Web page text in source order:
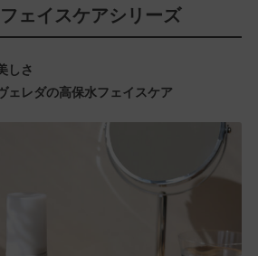
ェイスケアシリーズ
しさ
ェレダの高保水フェイスケア